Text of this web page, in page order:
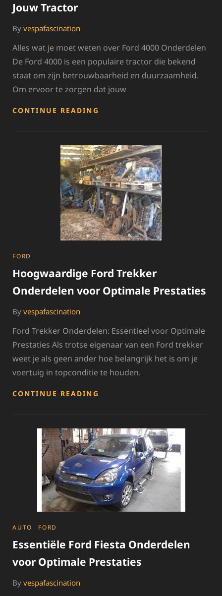
Jouw Tractor
By vespafascination
Alles wat je moet weten over Ford 4000 Onderdelen
De Ford 4000 is een populaire tractor die bekend
staat om zijn betrouwbaarheid en duurzaamheid.
Om ervoor te zorgen dat jouw
CONTINUE READING
ONDERDELEN:
KWALITEIT
EN
BETROUWBAARHEID
VOOR
JOUW
TRACTOR
CATEGORIES
FORD
Hoogwaardige Ford Trekker
Onderdelen voor Optimale Prestaties
By vespafascination
Ford Trekker Onderdelen: Essentieel voor Optimale
Prestaties Als trotse eigenaar van een Ford trekker
weet je als geen ander hoe belangrijk het is om je
voertuig in topconditie te houden.
CONTINUE READING
VOOR
OPTIMALE
PRESTATIES
CATEGORIES
AUTO FORD
Essentiële Ford Fiesta Onderdelen
voor Optimale Prestaties
By vespafascination